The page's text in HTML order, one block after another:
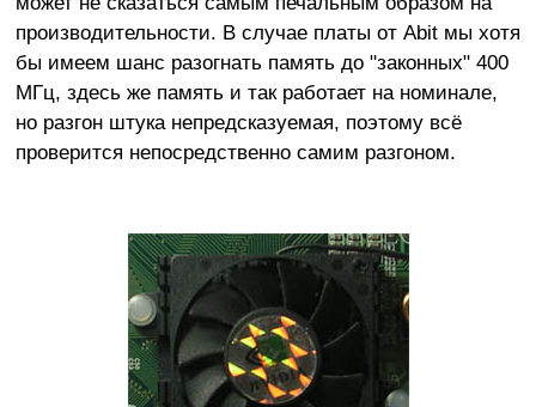
производительности. В случае платы от Abit мы хотя
бы имеем шанс разогнать память до "законных" 400
МГц, здесь же память и так работает на номинале,
но разгон штука непредсказуемая, поэтому всё
проверится непосредственно самим разгоном.